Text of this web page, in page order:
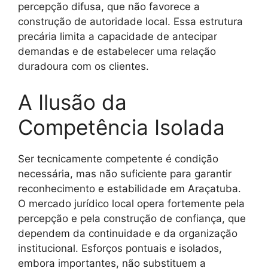
percepção difusa, que não favorece a
construção de autoridade local. Essa estrutura
precária limita a capacidade de antecipar
demandas e de estabelecer uma relação
duradoura com os clientes.
A Ilusão da
Competência Isolada
Ser tecnicamente competente é condição
necessária, mas não suficiente para garantir
reconhecimento e estabilidade em Araçatuba.
O mercado jurídico local opera fortemente pela
percepção e pela construção de confiança, que
dependem da continuidade e da organização
institucional. Esforços pontuais e isolados,
embora importantes, não substituem a